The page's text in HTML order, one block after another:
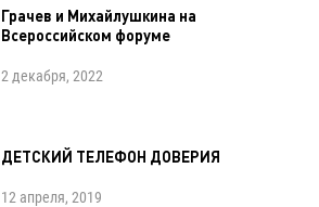
Грачев и Михайлушкина на
Всероссийском форуме
2 декабря, 2022
ДЕТСКИЙ ТЕЛЕФОН ДОВЕРИЯ
12 апреля, 2019